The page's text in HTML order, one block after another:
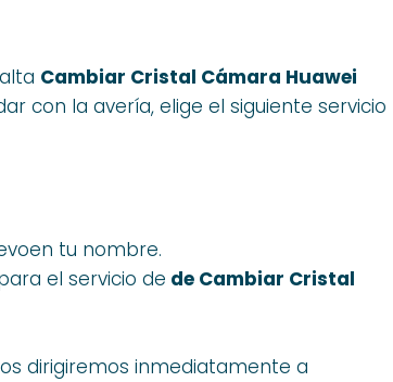
Cambiar Cristal Cámara Huawei
con la avería, elige el siguiente servicio
tu nombre.
el servicio de de Cambiar Cristal
dirigiremos inmediatamente a